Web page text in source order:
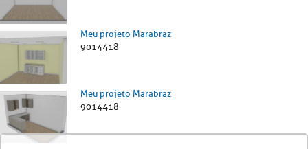
Meu projeto Marabraz
9014418
Meu projeto Marabraz
9014418